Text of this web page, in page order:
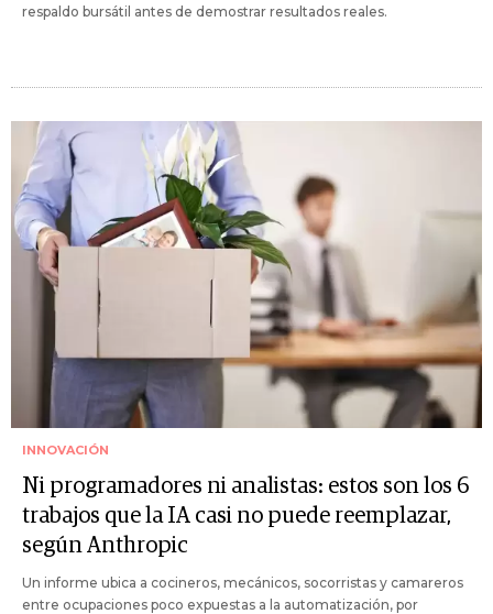
respaldo bursátil antes de demostrar resultados reales.
INNOVACIÓN
Ni programadores ni analistas: estos son los 6
trabajos que la IA casi no puede reemplazar,
según Anthropic
Un informe ubica a cocineros, mecánicos, socorristas y camareros
entre ocupaciones poco expuestas a la automatización, por